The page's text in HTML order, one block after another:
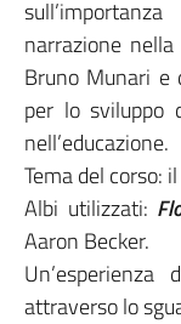
narrazione
Bruno Munari e
per lo sviluppo
nell’educazione.
Tema del corso:
Albi utilizzati:
Aaron Becker.
attraverso lo